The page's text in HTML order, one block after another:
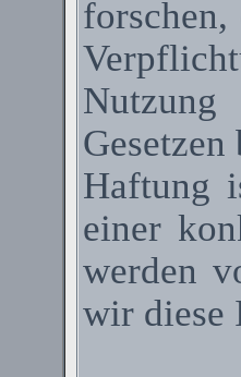
Haftung
einer
werden
wir diese